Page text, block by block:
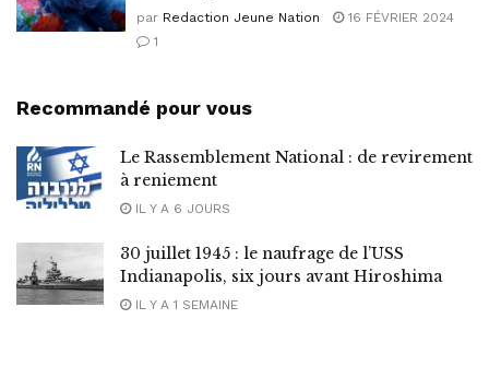
par Redaction Jeune Nation
16 FÉVRIER 2024
1
Recommandé pour vous
Le Rassemblement National : de revirement
à reniement
IL Y A 6 JOURS
30 juillet 1945 : le naufrage de l’USS
Indianapolis, six jours avant Hiroshima
IL Y A 1 SEMAINE